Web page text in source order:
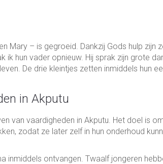
Mary – is gegroeid. Dankzij Gods hulp zijn
ik hun vader opnieuw. Hij sprak zijn grote
De drie kleintjes zetten inmiddels hun
in Akputu
van vaardigheden in Akputu. Het doel is
zodat ze later zelf in hun onderhoud
inmiddels ontvangen. Twaalf jongeren